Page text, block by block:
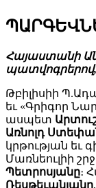
Հայաստանի
պատվոգրերով,
Թբիլիսիի
եւ «Գրիգոր
ասպետ
Առնոլդ
կրթության եւ
Մառնեուլիի
Պետրոսյանը։
Ռեսթեւանյանը